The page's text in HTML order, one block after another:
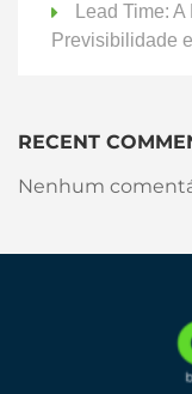
Lead Time:
Previsibilidade
RECENT
Nenhum